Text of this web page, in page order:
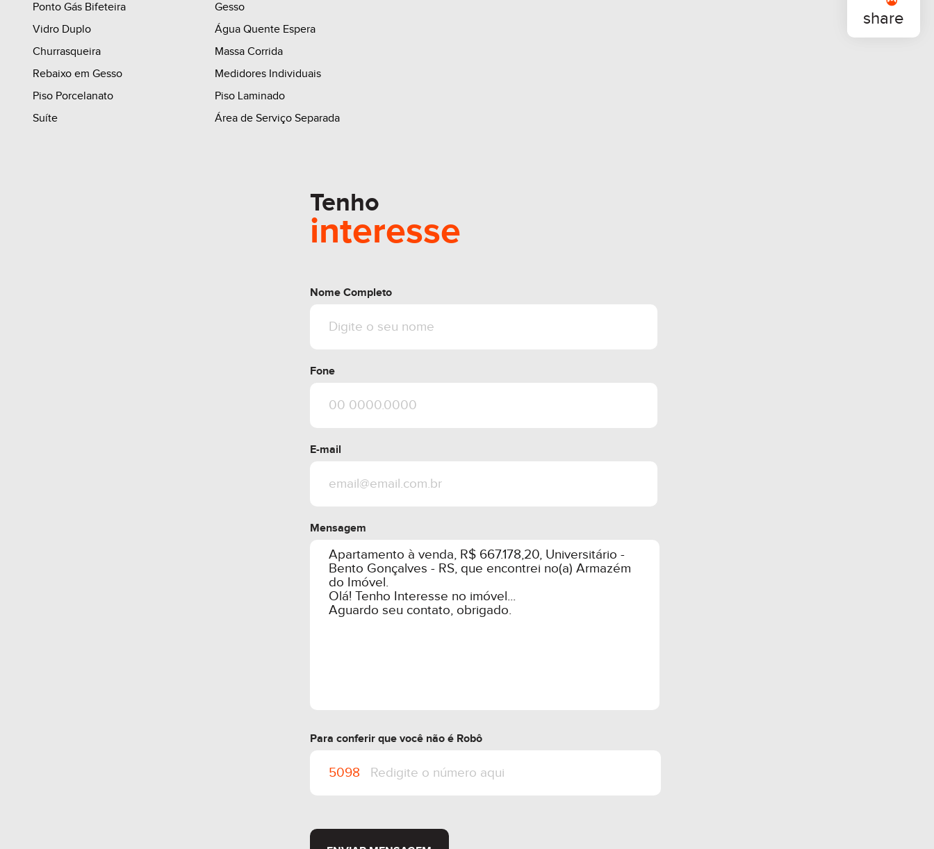
share
Ponto Gás Bifeteira
Gesso
Vidro Duplo
Água Quente Espera
Churrasqueira
Massa Corrida
Rebaixo em Gesso
Medidores Individuais
Piso Porcelanato
Piso Laminado
Suíte
Área de Serviço Separada
Tenho
interesse
Nome Completo
Fone
E-mail
Mensagem
Para conferir que você não é Robô